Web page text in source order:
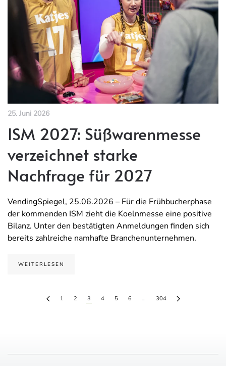
25. Juni 2026
ISM 2027: Süßwarenmesse
verzeichnet starke
Nachfrage für 2027
VendingSpiegel, 25.06.2026 – Für die Frühbucherphase
der kommenden ISM zieht die Koelnmesse eine positive
Bilanz. Unter den bestätigten Anmeldungen finden sich
bereits zahlreiche namhafte Branchenunternehmen.
WEITERLESEN
1 2 3 4 5 6 … 304